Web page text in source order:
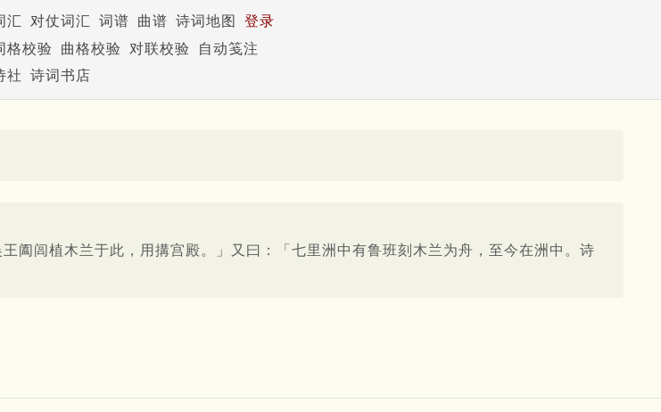
汇 对仗词汇 词谱 曲谱 诗词地图
登录
格校验 曲格校验 对联校验
自动笺注
社 诗词书店
阖闾植木兰于此，用搆宫殿。」又曰：「七里洲中有鲁班刻木兰为舟，至今在洲中。诗